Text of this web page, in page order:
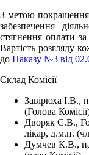
З метою покращення
забезпечення
стягнення оплати
Вартість розгляду
до Наказу №3 від
Склад Комісії
Завірюха І.В.,
(Голова
Дворяк С.В.,
лікар, д.м.н.
Думчев К.В.,